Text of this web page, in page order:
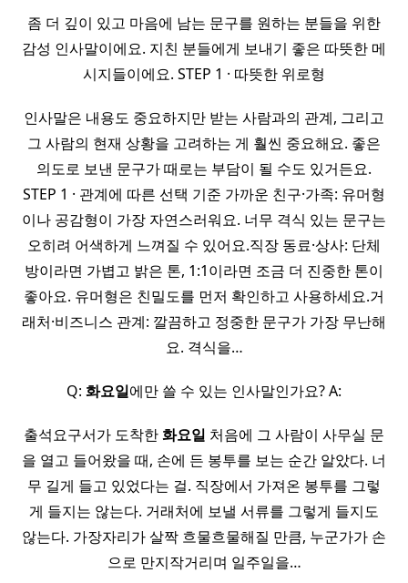
좀 더 깊이 있고 마음에 남는 문구를 원하는 분들을 위한
감성 인사말이에요. 지친 분들에게 보내기 좋은 따뜻한 메
시지들이에요. STEP 1 · 따뜻한 위로형
인사말은 내용도 중요하지만 받는 사람과의 관계, 그리고
그 사람의 현재 상황을 고려하는 게 훨씬 중요해요. 좋은
의도로 보낸 문구가 때로는 부담이 될 수도 있거든요.
STEP 1 · 관계에 따른 선택 기준 가까운 친구·가족: 유머형
이나 공감형이 가장 자연스러워요. 너무 격식 있는 문구는
오히려 어색하게 느껴질 수 있어요.직장 동료·상사: 단체
방이라면 가볍고 밝은 톤, 1:1이라면 조금 더 진중한 톤이
좋아요. 유머형은 친밀도를 먼저 확인하고 사용하세요.거
래처·비즈니스 관계: 깔끔하고 정중한 문구가 가장 무난해
요. 격식을…
Q: 화요일에만 쓸 수 있는 인사말인가요? A:
출석요구서가 도착한화요일 처음에 그 사람이 사무실 문
을 열고 들어왔을 때, 손에 든 봉투를 보는 순간 알았다. 너
무 길게 들고 있었다는 걸. 직장에서 가져온 봉투를 그렇
게 들지는 않는다. 거래처에 보낼 서류를 그렇게 들지도
않는다. 가장자리가 살짝 흐물흐물해질 만큼, 누군가가 손
으로 만지작거리며 일주일을…